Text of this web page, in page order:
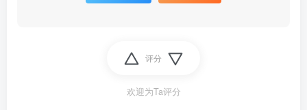
评分
欢迎为Ta评分